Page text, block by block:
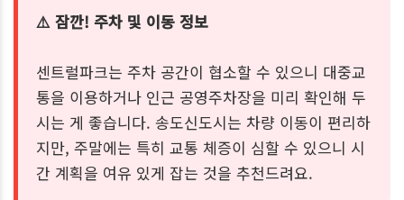
⚠️ 잠깐! 주차 및 이동 정보
센트럴파크는 주차 공간이 협소할 수 있으니 대중교
통을 이용하거나 인근 공영주차장을 미리 확인해 두
시는 게 좋습니다. 송도신도시는 차량 이동이 편리하
지만, 주말에는 특히 교통 체증이 심할 수 있으니 시
간 계획을 여유 있게 잡는 것을 추천드려요.